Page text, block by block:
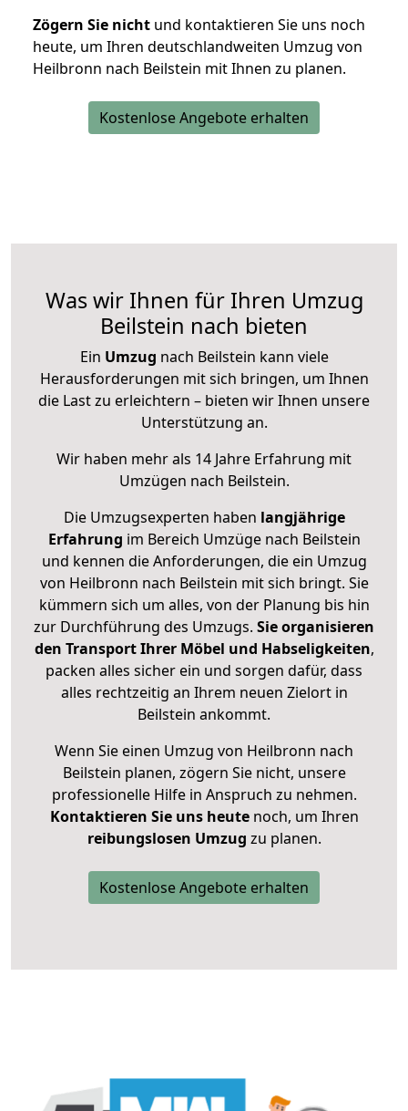
Zögern Sie nicht und kontaktieren Sie uns noch
heute, um Ihren deutschlandweiten Umzug von
Heilbronn nach Beilstein mit Ihnen zu planen.
Kostenlose Angebote erhalten
Was wir Ihnen für Ihren Umzug
Beilstein nach bieten
Ein Umzug nach Beilstein kann viele
Herausforderungen mit sich bringen, um Ihnen
die Last zu erleichtern – bieten wir Ihnen unsere
Unterstützung an.
Wir haben mehr als 14 Jahre Erfahrung mit
Umzügen nach Beilstein.
Die Umzugsexperten haben langjährige
Erfahrung im Bereich Umzüge nach Beilstein
und kennen die Anforderungen, die ein Umzug
von Heilbronn nach Beilstein mit sich bringt. Sie
kümmern sich um alles, von der Planung bis hin
zur Durchführung des Umzugs. Sie organisieren
den Transport Ihrer Möbel und Habseligkeiten,
packen alles sicher ein und sorgen dafür, dass
alles rechtzeitig an Ihrem neuen Zielort in
Beilstein ankommt.
Wenn Sie einen Umzug von Heilbronn nach
Beilstein planen, zögern Sie nicht, unsere
professionelle Hilfe in Anspruch zu nehmen.
Kontaktieren Sie uns heutenoch, um Ihren
reibungslosen Umzug zu planen.
Kostenlose Angebote erhalten